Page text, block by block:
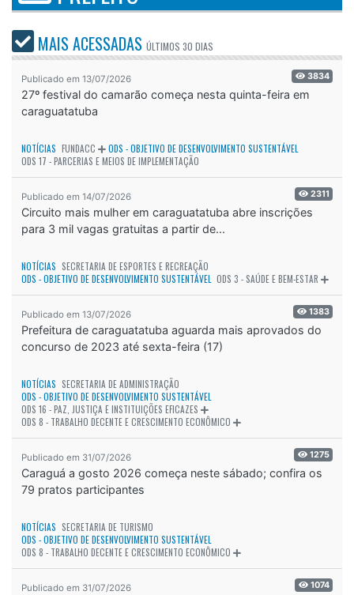
MAIS ACESSADAS ÚLTIMOS 30 DIAS
Publicado em 13/07/2026 3834
27º festival do camarão começa nesta quinta-feira em
caraguatatuba
NOTÍCIAS FUNDACC
ODS - OBJETIVO DE DESENVOLVIMENTO SUSTENTÁVEL
ODS 17 - PARCERIAS E MEIOS DE IMPLEMENTAÇÃO
Publicado em 14/07/2026 2311
Circuito mais mulher em caraguatatuba abre inscrições
para 3 mil vagas gratuitas a partir de...
NOTÍCIAS SECRETARIA DE ESPORTES E RECREAÇÃO
ODS - OBJETIVO DE DESENVOLVIMENTO SUSTENTÁVEL ODS 3 - SAÚDE E BEM-ESTAR
Publicado em 13/07/2026 1383
Prefeitura de caraguatatuba aguarda mais aprovados do
concurso de 2023 até sexta-feira (17)
NOTÍCIAS SECRETARIA DE ADMINISTRAÇÃO
ODS - OBJETIVO DE DESENVOLVIMENTO SUSTENTÁVEL
ODS 16 - PAZ, JUSTIÇA E INSTITUIÇÕES EFICAZES
ODS 8 - TRABALHO DECENTE E CRESCIMENTO ECONÔMICO
Publicado em 31/07/2026 1275
Caraguá a gosto 2026 começa neste sábado; confira os
79 pratos participantes
NOTÍCIAS SECRETARIA DE TURISMO
ODS - OBJETIVO DE DESENVOLVIMENTO SUSTENTÁVEL
ODS 8 - TRABALHO DECENTE E CRESCIMENTO ECONÔMICO
Publicado em 31/07/2026 1074